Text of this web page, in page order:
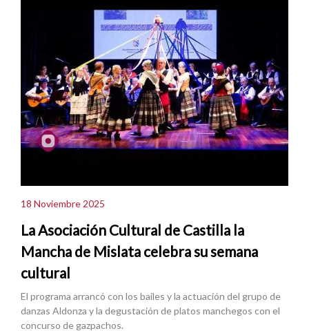
18 Noviembre 2025
La Asociación Cultural de Castilla la
Mancha de Mislata celebra su semana
cultural
El programa arrancó con los bailes y la actuación del grupo de
danzas Aldonza y la degustación de platos manchegos con el
concurso de gazpachos.